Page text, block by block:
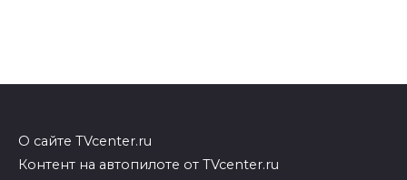
О сайте TVcenter.ru
Контент на автопилоте от TVcenter.ru